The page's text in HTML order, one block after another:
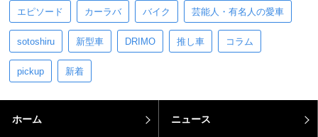
エピソード カーラバ バイク 芸能人・有名人の愛車
sotoshiru 新型車 DRIMO 推し車 コラム
pickup 新着
ホーム ニュース